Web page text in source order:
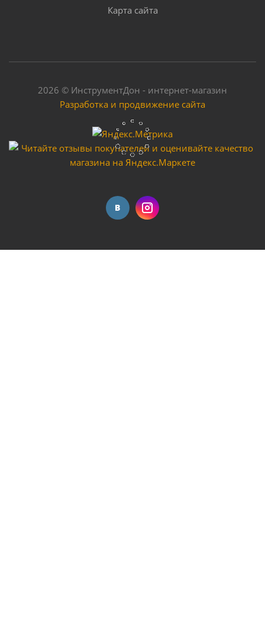
Достаточно
Аппарат аргонодуговой сварки SAGGIO COLD TIG
Мало
Карта сайта
2026 © ИнструментДон - интернет-магазин
Разработка и продвижение сайта